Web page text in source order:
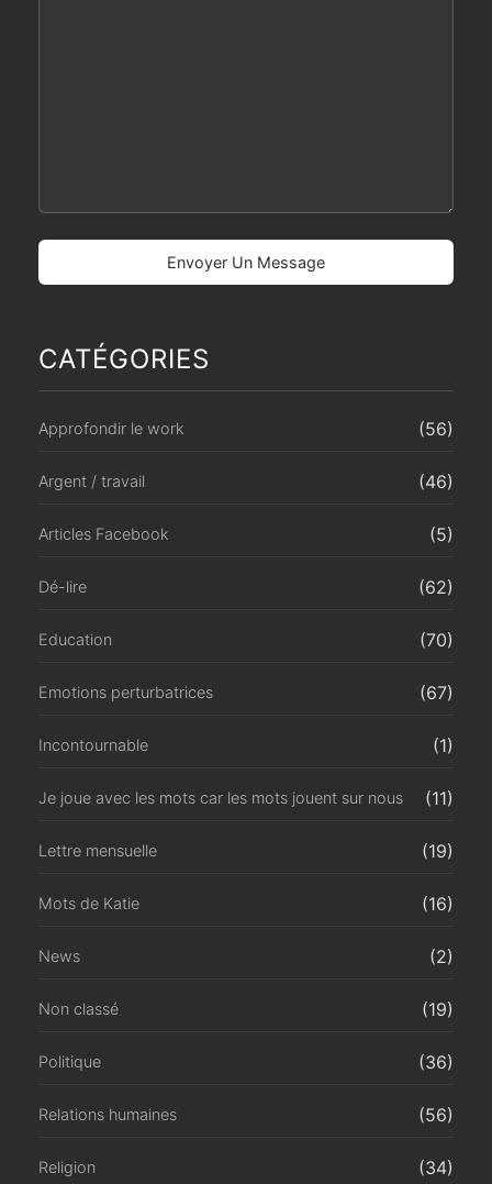
CATÉGORIES
Approfondir le work (56)
Argent / travail (46)
Articles Facebook (5)
Dé-lire (62)
Education (70)
Emotions perturbatrices (67)
Incontournable (1)
Je joue avec les mots car les mots jouent sur nous (11)
Lettre mensuelle (19)
Mots de Katie (16)
News (2)
Non classé (19)
Politique (36)
Relations humaines (56)
Religion (34)